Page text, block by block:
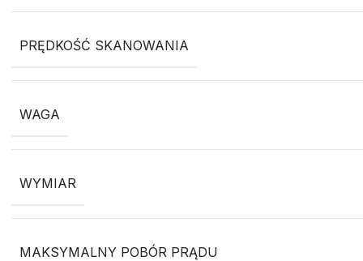
PRĘDKOŚĆ SKANOWANIA
WAGA
WYMIAR
MAKSYMALNY POBÓR PRĄDU